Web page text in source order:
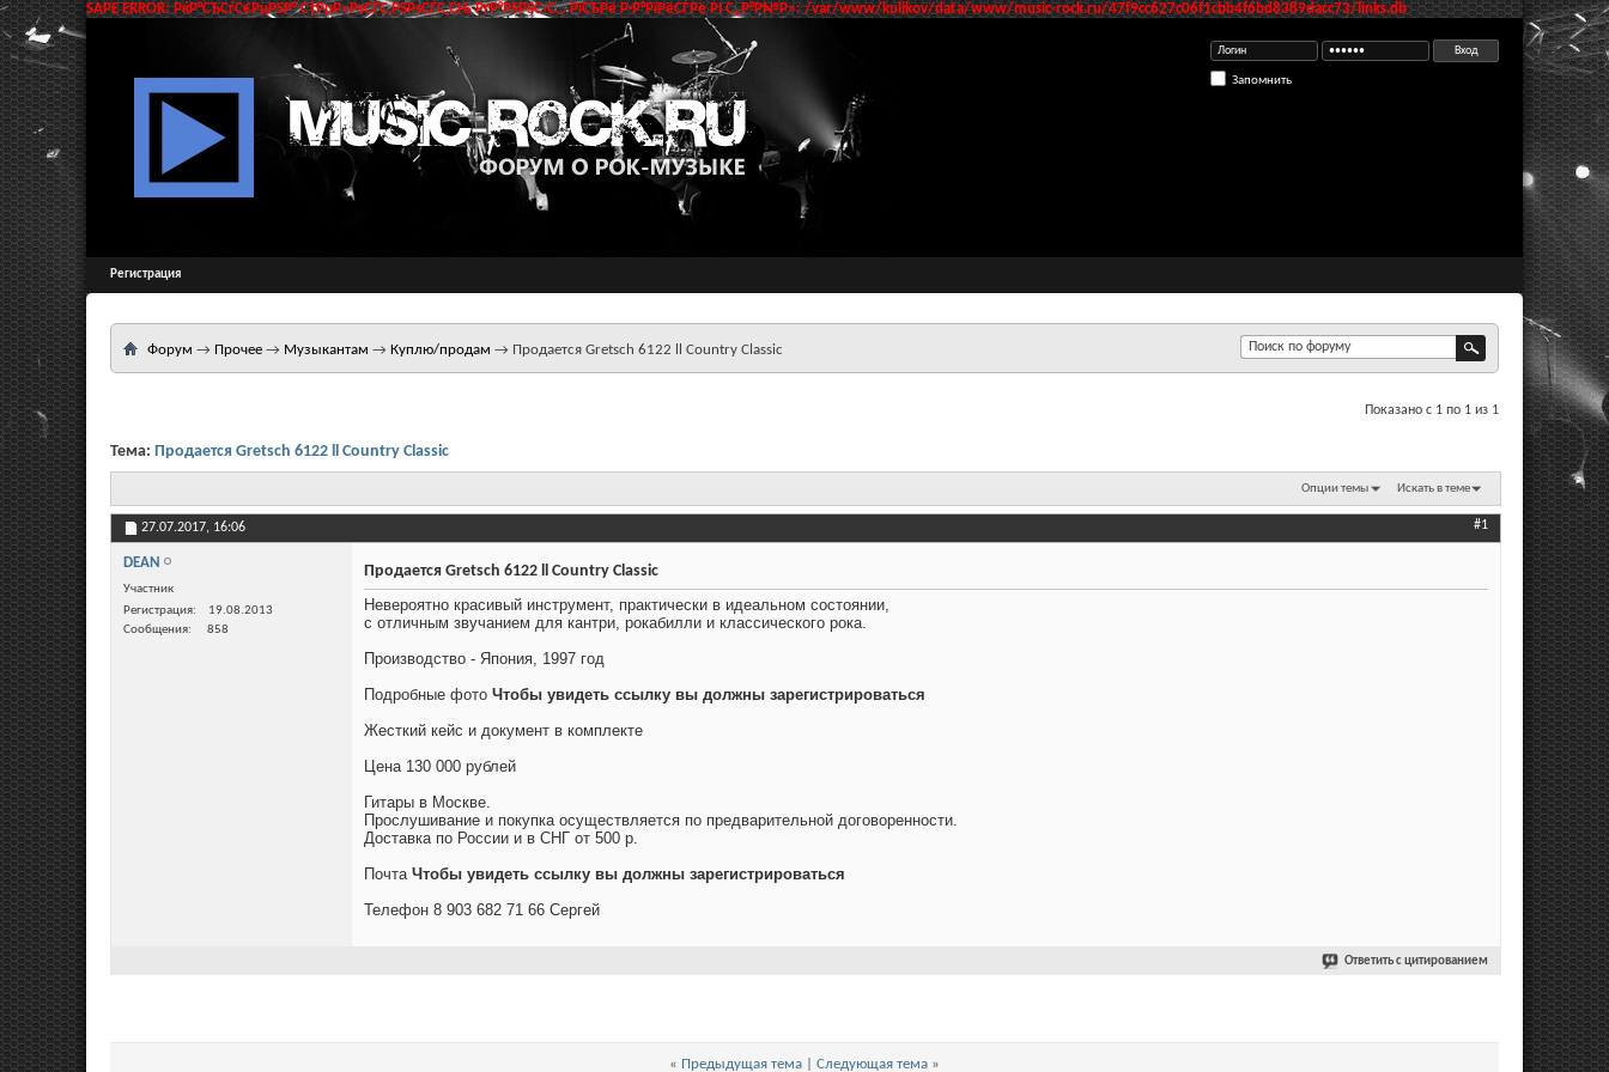
SAPE ERROR: РќР°СЂСѓС€РµРЅР° С†РµР»РѕСЃС‚РЅРѕСЃС‚СЊ РґР°РЅРЅС‹С… РїСЂРё Р·Р°РїРёСЃРё РІ С„Р°Р№Р»: /var/www/kulikov/data/www/music-rock.ru/47f9cc627c06f1cbb4f6bd8389dacc73/links.db
Запомнить
Регистрация
Форум → Прочее → Музыкантам → Куплю/продам → Продается Gretsch 6122 ll Country Classic
Показано с 1 по 1 из 1
Тема: Продается Gretsch 6122 ll Country Classic
Опции темы Искать в теме
27.07.2017, 16:06 #1
DEAN
Участник
Регистрация
19.08.2013
Сообщения
858
Продается Gretsch 6122 ll Country Classic
Невероятно красивый инструмент, практически в идеальном состоянии,
с отличным звучанием для кантри, рокабилли и классического рока.
Производство - Япония, 1997 год
Подробные фото Чтобы увидеть ссылку вы должны зарегистрироваться
Жесткий кейс и документ в комплекте
Цена 130 000 рублей
Гитары в Москве.
Прослушивание и покупка осуществляется по предварительной договоренности.
Доставка по России и в СНГ от 500 р.
Почта Чтобы увидеть ссылку вы должны зарегистрироваться
Телефон 8 903 682 71 66 Сергей
Ответить с цитированием
« Предыдущая тема Следующая тема »